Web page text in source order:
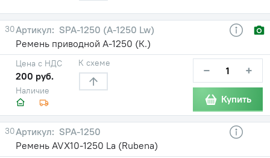
30
SPA-1250 (А-1250 Lw)
Ремень приводной А-1250 (К.)
Наличие
Цена с НДС
200 руб.
К схеме − +
Купить
30
SPA-1250
Ремень AVX10-1250 La (Rubena)